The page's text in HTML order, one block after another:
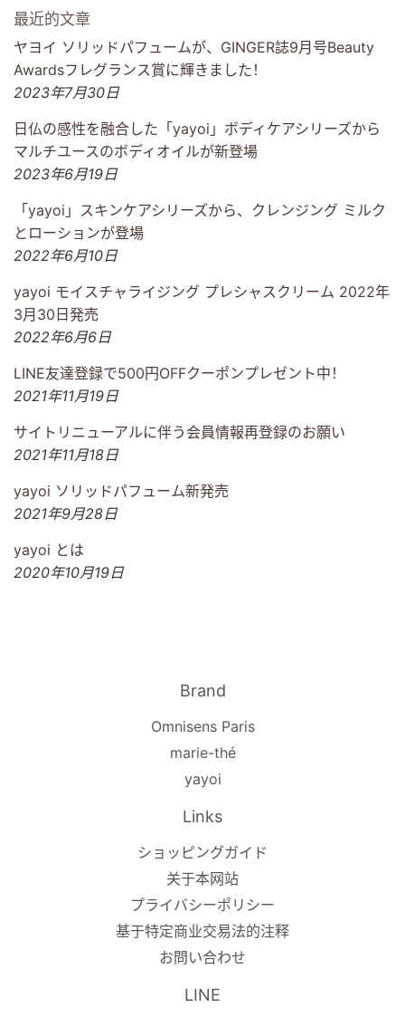
最近的文章
ヤヨイ ソリッドパフュームが、GINGER誌9月号Beauty
Awardsフレグランス賞に輝きました！
2023年7月30日
日仏の感性を融合した「yayoi」ボディケアシリーズから
マルチユースのボディオイルが新登場
2023年6月19日
「yayoi」スキンケアシリーズから、クレンジング ミルク
とローションが登場
2022年6月10日
yayoi モイスチャライジング プレシャスクリーム⁣ 2022年
3月30日発売⁣
2022年6月6日
LINE友達登録で500円OFFクーポンプレゼント中！
2021年11月19日
サイトリニューアルに伴う会員情報再登録のお願い
2021年11月18日
yayoi ソリッドパフューム新発売
2021年9月28日
yayoi とは
2020年10月19日
Brand
Omnisens Paris
marie-thé
yayoi
Links
ショッピングガイド
关于本网站
プライバシーポリシー
基于特定商业交易法的注释
お問い合わせ
LINE